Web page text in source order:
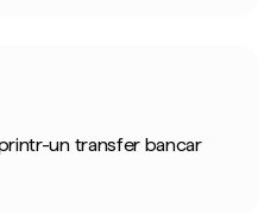
un transfer bancar